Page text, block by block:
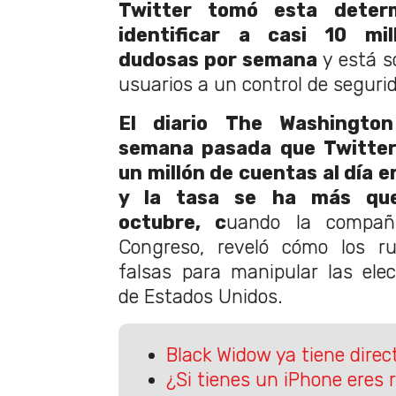
Twitter tomó esta
identificar a casi 10
dudosas por semana y está
usuarios a un control de
El diario The
semana pasada que
un millón de cuentas al día
y la tasa se ha más
octubre, cuando la
Congreso, reveló cómo los
falsas para manipular las
de Estados Unidos.
Black Widow ya tiene
¿Si tienes un iPhone eres